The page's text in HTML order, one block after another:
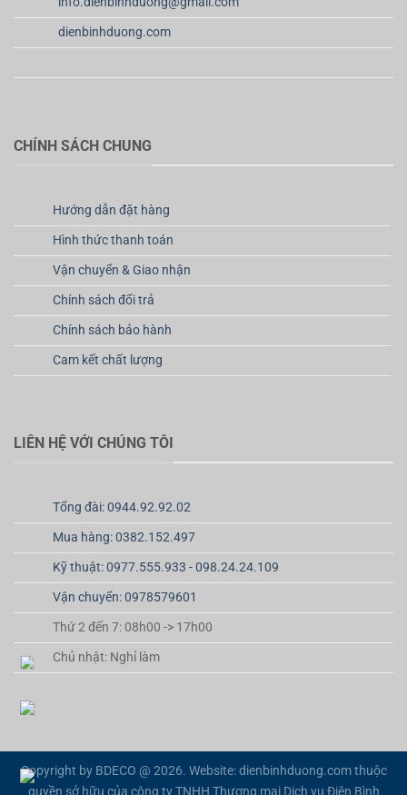
dienbinhduong.com
CHÍNH SÁCH CHUNG
Hướng dẫn đặt hàng
Hình thức thanh toán
Vận chuyển & Giao nhận
Chính sách đổi trả
Chính sách bảo hành
Cam kết chất lượng
LIÊN HỆ VỚI CHÚNG TÔI
Tổng đài: 0944.92.92.02
Mua hàng: 0382.152.497
Kỹ thuật: 0977.555.933 - 098.24.24.109
Vận chuyển: 0978579601
Thứ 2 đến 7: 08h00 -> 17h00
Chủ nhật: Nghỉ làm
Copyright by BDECO @ 2026. Website: dienbinhduong.com thuộc
quyền sở hữu của công ty TNHH Thương mại Dịch vụ Điện Bình